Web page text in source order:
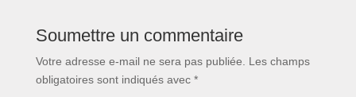
Soumettre un commentaire
Votre adresse e-mail ne sera pas publiée.
Les champs
obligatoires sont indiqués avec *